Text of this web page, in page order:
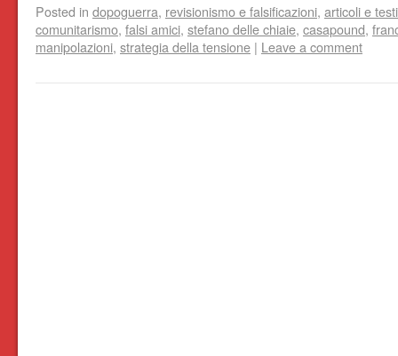
Posted in dopoguerra, revisionismo e falsificazioni, articoli e testi
comunitarismo, falsi amici, stefano delle chiaie, casapound,
manipolazioni, strategia della tensione | Leave a comment